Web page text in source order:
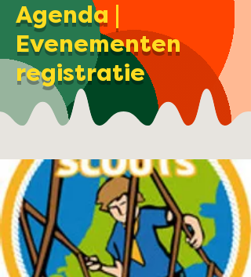
Agenda |
Evenementen
registratie